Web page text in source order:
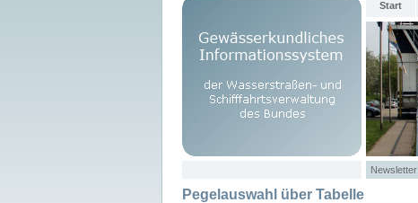
Start
Newsletter
Pegelauswahl über Tabelle